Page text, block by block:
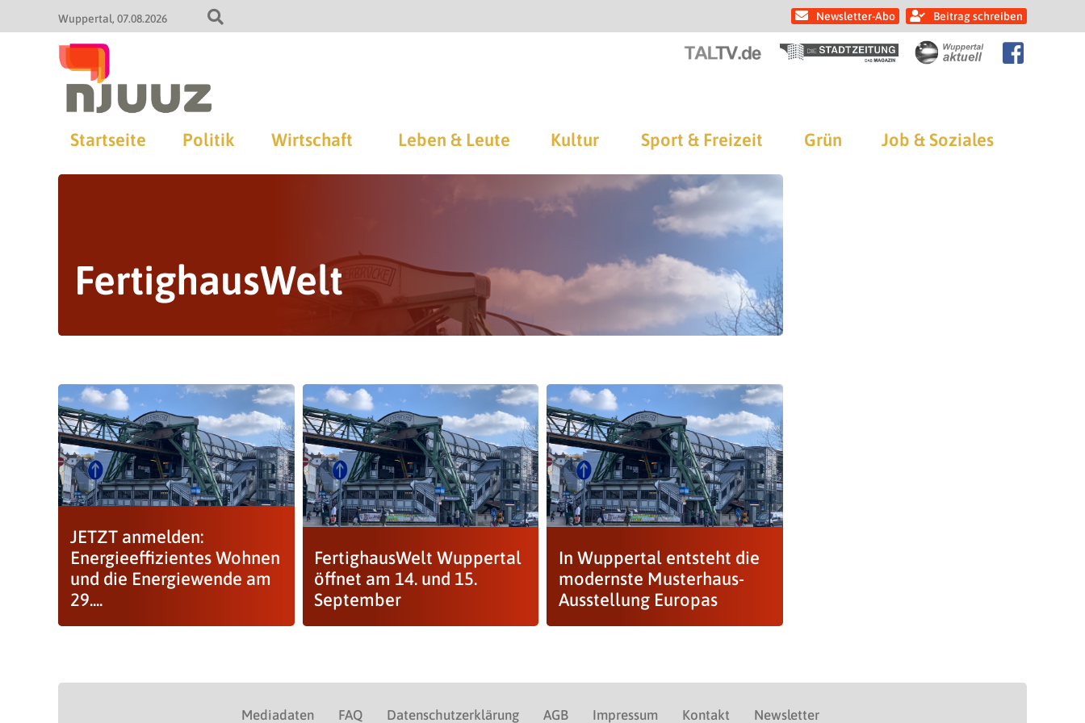
Wuppertal 07.08.2026 Newsletter-Abo Beitrag schreiben
Startseite Politik Wirtschaft Leben & Leute Kultur Sport & Freizeit Grün Job & Soziales
FertighausWelt
JETZT anmelden:
Energieeffizientes Wohnen
und die Energiewende am
29....
FertighausWelt Wuppertal
öffnet am 14. und 15.
September
In Wuppertal entsteht die
modernste Musterhaus-
Ausstellung Europas
Mediadaten FAQ Datenschutzerklärung AGB Impressum Kontakt Newsletter